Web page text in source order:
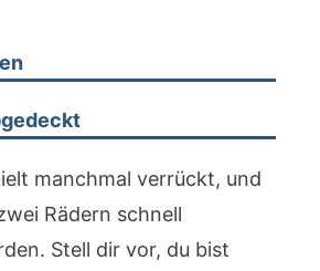
manchmal verrückt, und
Rädern schnell
Stell dir vor, du bist